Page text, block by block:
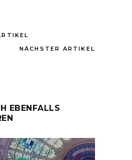
NÄCHSTER ARTIKEL
EBENFALLS